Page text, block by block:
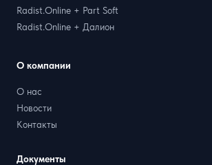
Radist.Online + Part Soft
Radist.Online + Далион
О компании
О нас
Новости
Контакты
Документы